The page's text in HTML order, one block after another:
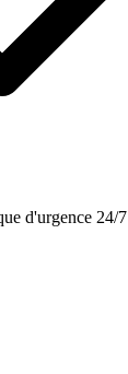
d'urgence 24/7